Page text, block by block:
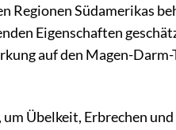
Regionen Südamerikas
Eigenschaften
auf den Magen-Darm-
Übelkeit, Erbrechen